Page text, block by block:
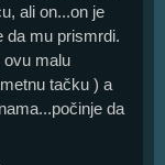
ali on...on je
da mu prismrdi.
ovu malu
tačku ) a
da